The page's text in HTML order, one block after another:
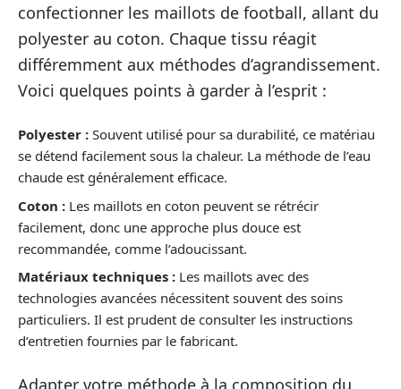
confectionner les maillots de football, allant du
polyester au coton. Chaque tissu réagit
différemment aux méthodes d’agrandissement.
Voici quelques points à garder à l’esprit :
Polyester : Souvent utilisé pour sa durabilité, ce matériau
se détend facilement sous la chaleur. La méthode de l’eau
chaude est généralement efficace.
Coton : Les maillots en coton peuvent se rétrécir
facilement, donc une approche plus douce est
recommandée, comme l’adoucissant.
Matériaux techniques : Les maillots avec des
technologies avancées nécessitent souvent des soins
particuliers. Il est prudent de consulter les instructions
d’entretien fournies par le fabricant.
Adapter votre méthode à la composition du